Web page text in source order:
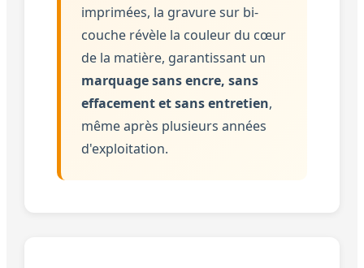
imprimées, la gravure sur bi-
couche révèle la couleur du cœur
de la matière, garantissant un
marquage sans encre, sans
effacement et sans entretien,
même après plusieurs années
d'exploitation.